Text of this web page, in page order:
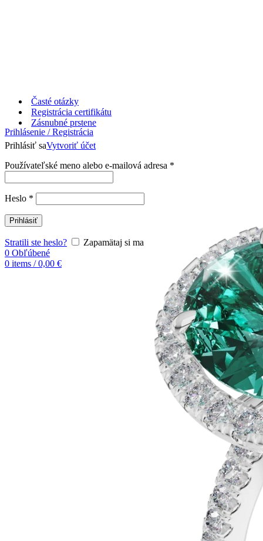
Časté otázky
Registrácia certifikátu
Prihlásenie / Registrácia
Prihlásiť saVytvoriť účet
Používateľské meno alebo e-mailová adresa *
Heslo *
Prihlásiť
Stratili ste heslo?
Zapamätaj si ma
0 Obľúbené
0 items / 0,00 €
Zásnubné prstene